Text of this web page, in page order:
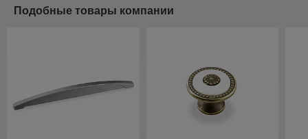
Подобные товары компании